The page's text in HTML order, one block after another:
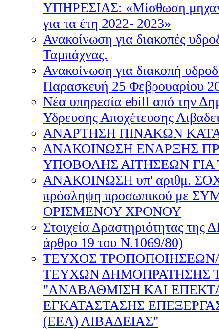
ΥΠΗΡΕΣΙΑΣ: «Μίσθωση
για τα έτη 2022- 2023»
Ανακοίνωση για διακοπές
Ταμπάχνας.
Ανακοίνωση για διακοπή
Παρασκευή 25 Φεβρουαρίου
Nέα υπηρεσία ebill από την
Υδρευσης Αποχέτευσης
ΑΝΑΡΤΗΣΗ ΠΙΝΑΚΩΝ
ΑΝΑΚΟΙΝΩΣΗ ΕΝΑΡΞΗΣ
ΥΠΟΒΟΛΗΣ ΑΙΤΗΣΕΩΝ ΓΙΑ
ΑΝΑΚΟΙΝΩΣΗ υπ' αριθμ. ΣΟΧ
πρόσληψη προσωπικού με
ΟΡΙΣΜΕΝΟΥ ΧΡΟΝΟΥ
Στοιχεία Δραστηριότητας
άρθρο 19 του Ν.1069/80)
ΤΕΥΧΟΣ
ΤΕΥΧΩΝ ΔΗΜΟΠΡΑΤΗΣΗΣ
"ΑΝΑΒΑΘΜΙΣΗ ΚΑΙ
ΕΓΚΑΤΑΣΤΑΣΗΣ
(ΕΕΛ) ΛΙΒΑΔΕΙΑΣ"